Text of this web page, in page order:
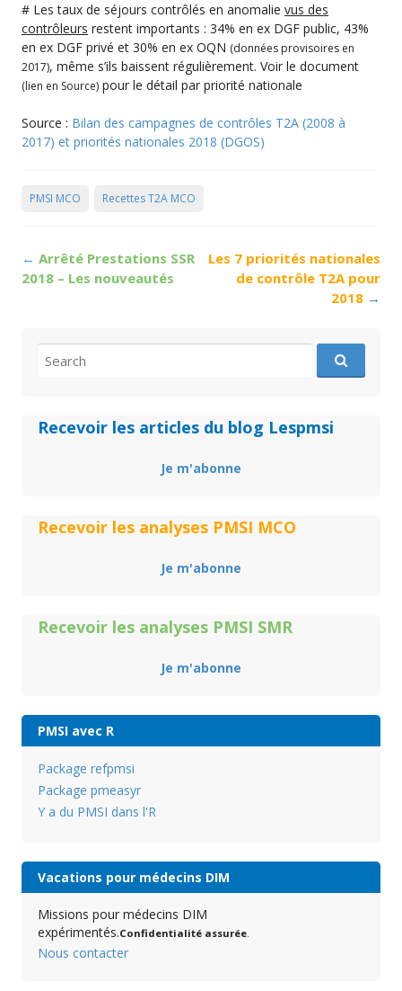
# Les taux de séjours contrôlés en anomalie vus des
contrôleurs restent importants : 34% en ex DGF public, 43%
en ex DGF privé et 30% en ex OQN (données provisoires en
2017), même s’ils baissent régulièrement. Voir le document
(lien en Source) pour le détail par priorité nationale
Source : Bilan des campagnes de contrôles T2A (2008 à
2017) et priorités nationales 2018 (DGOS)
PMSI MCO Recettes T2A MCO
Post
navigation
← Arrêté Prestations SSR
2018 – Les nouveautés
Les 7 priorités nationales
de contrôle T2A pour
2018 →
for:
Recevoir les articles du blog Lespmsi
Je m'abonne
Recevoir les analyses PMSI MCO
Je m'abonne
Recevoir les analyses PMSI SMR
Je m'abonne
PMSI avec R
Package refpmsi
Package pmeasyr
Y a du PMSI dans l'R
Vacations pour médecins DIM
Missions pour médecins DIM
expérimentés.Confidentialité assurée.
Nous contacter